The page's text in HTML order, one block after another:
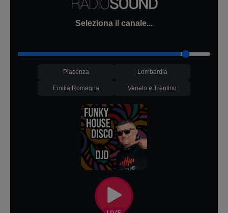
Seleziona il canale...
Piacenza Lombardia
Emilia Romagna Veneto e Trentino